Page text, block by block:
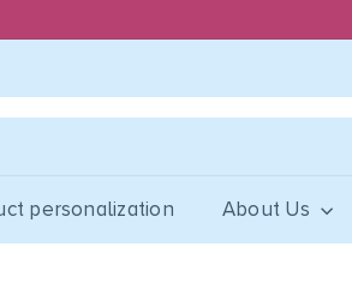
personalization About Us